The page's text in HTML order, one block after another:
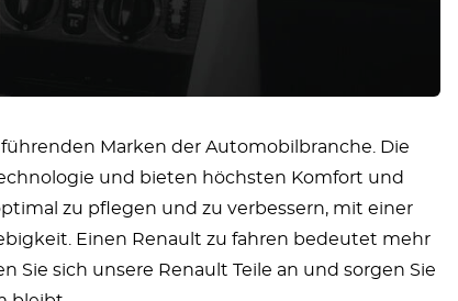
Marken der Automobilbranche. Die
und bieten höchsten Komfort und
zu pflegen und zu verbessern, mit einer
Einen Renault zu fahren bedeutet mehr
Sie sich unsere Renault Teile an und sorgen Sie